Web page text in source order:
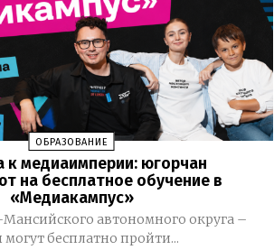
ОБРАЗОВАНИЕ
к медиаимперии: югорчан
на бесплатное обучение в
«Медиакампус»
автономного округа –
бесплатно пройти...